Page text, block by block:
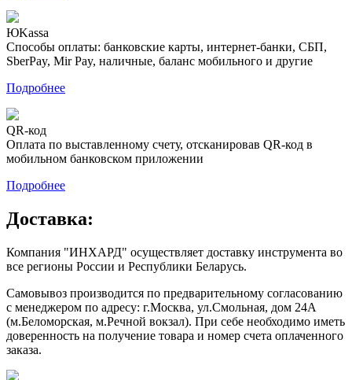
ЮKassa
Способы оплаты: банковские карты, интернет-банки, СБП,
SberPay, Mir Pay, наличные, баланс мобильного и другие
Подробнее
QR-код
Оплата по выставленному счету, отсканировав QR-код в
мобильном банковском приложении
Подробнее
Доставка:
Компания "ИНХАРД" осуществляет доставку инструмента во
все регионы России и Республики Беларусь.
Самовывоз производится по предварительному согласованию
с менеджером по адресу: г.Москва, ул.Смольная, дом 24А
(м.Беломорская, м.Речной вокзал). При себе необходимо иметь
доверенность на получение товара и номер счета оплаченного
заказа.